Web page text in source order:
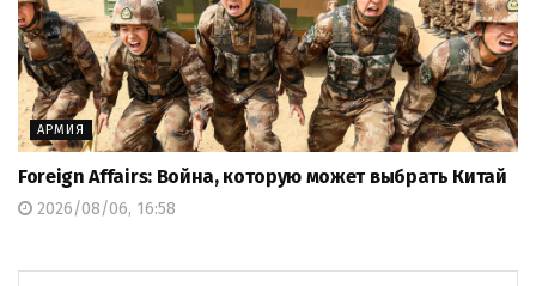
АРМИЯ
Foreign Affairs: Война, которую может выбрать Китай
2026/08/06, 16:58